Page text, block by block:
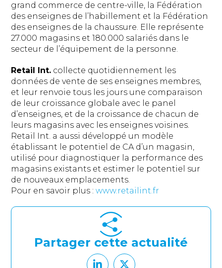
grand commerce de centre-ville, la Fédération
des enseignes de l’habillement et la Fédération
des enseignes de la chaussure. Elle représente
27.000 magasins et 180.000 salariés dans le
secteur de l’équipement de la personne.
Retail Int. collecte quotidiennement les
données de vente de ses enseignes membres,
et leur renvoie tous les jours une comparaison
de leur croissance globale avec le panel
d’enseignes, et de la croissance de chacun de
leurs magasins avec les enseignes voisines.
Retail Int. a aussi développé un modèle
établissant le potentiel de CA d’un magasin,
utilisé pour diagnostiquer la performance des
magasins existants et estimer le potentiel sur
de nouveaux emplacements.
Pour en savoir plus :www.retailint.fr
Partager cette actualité